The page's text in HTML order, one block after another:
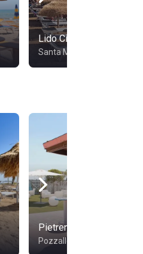
Lido Circe
Santa Maria Del Focallo
Pietrenere Beach
Pozzallo